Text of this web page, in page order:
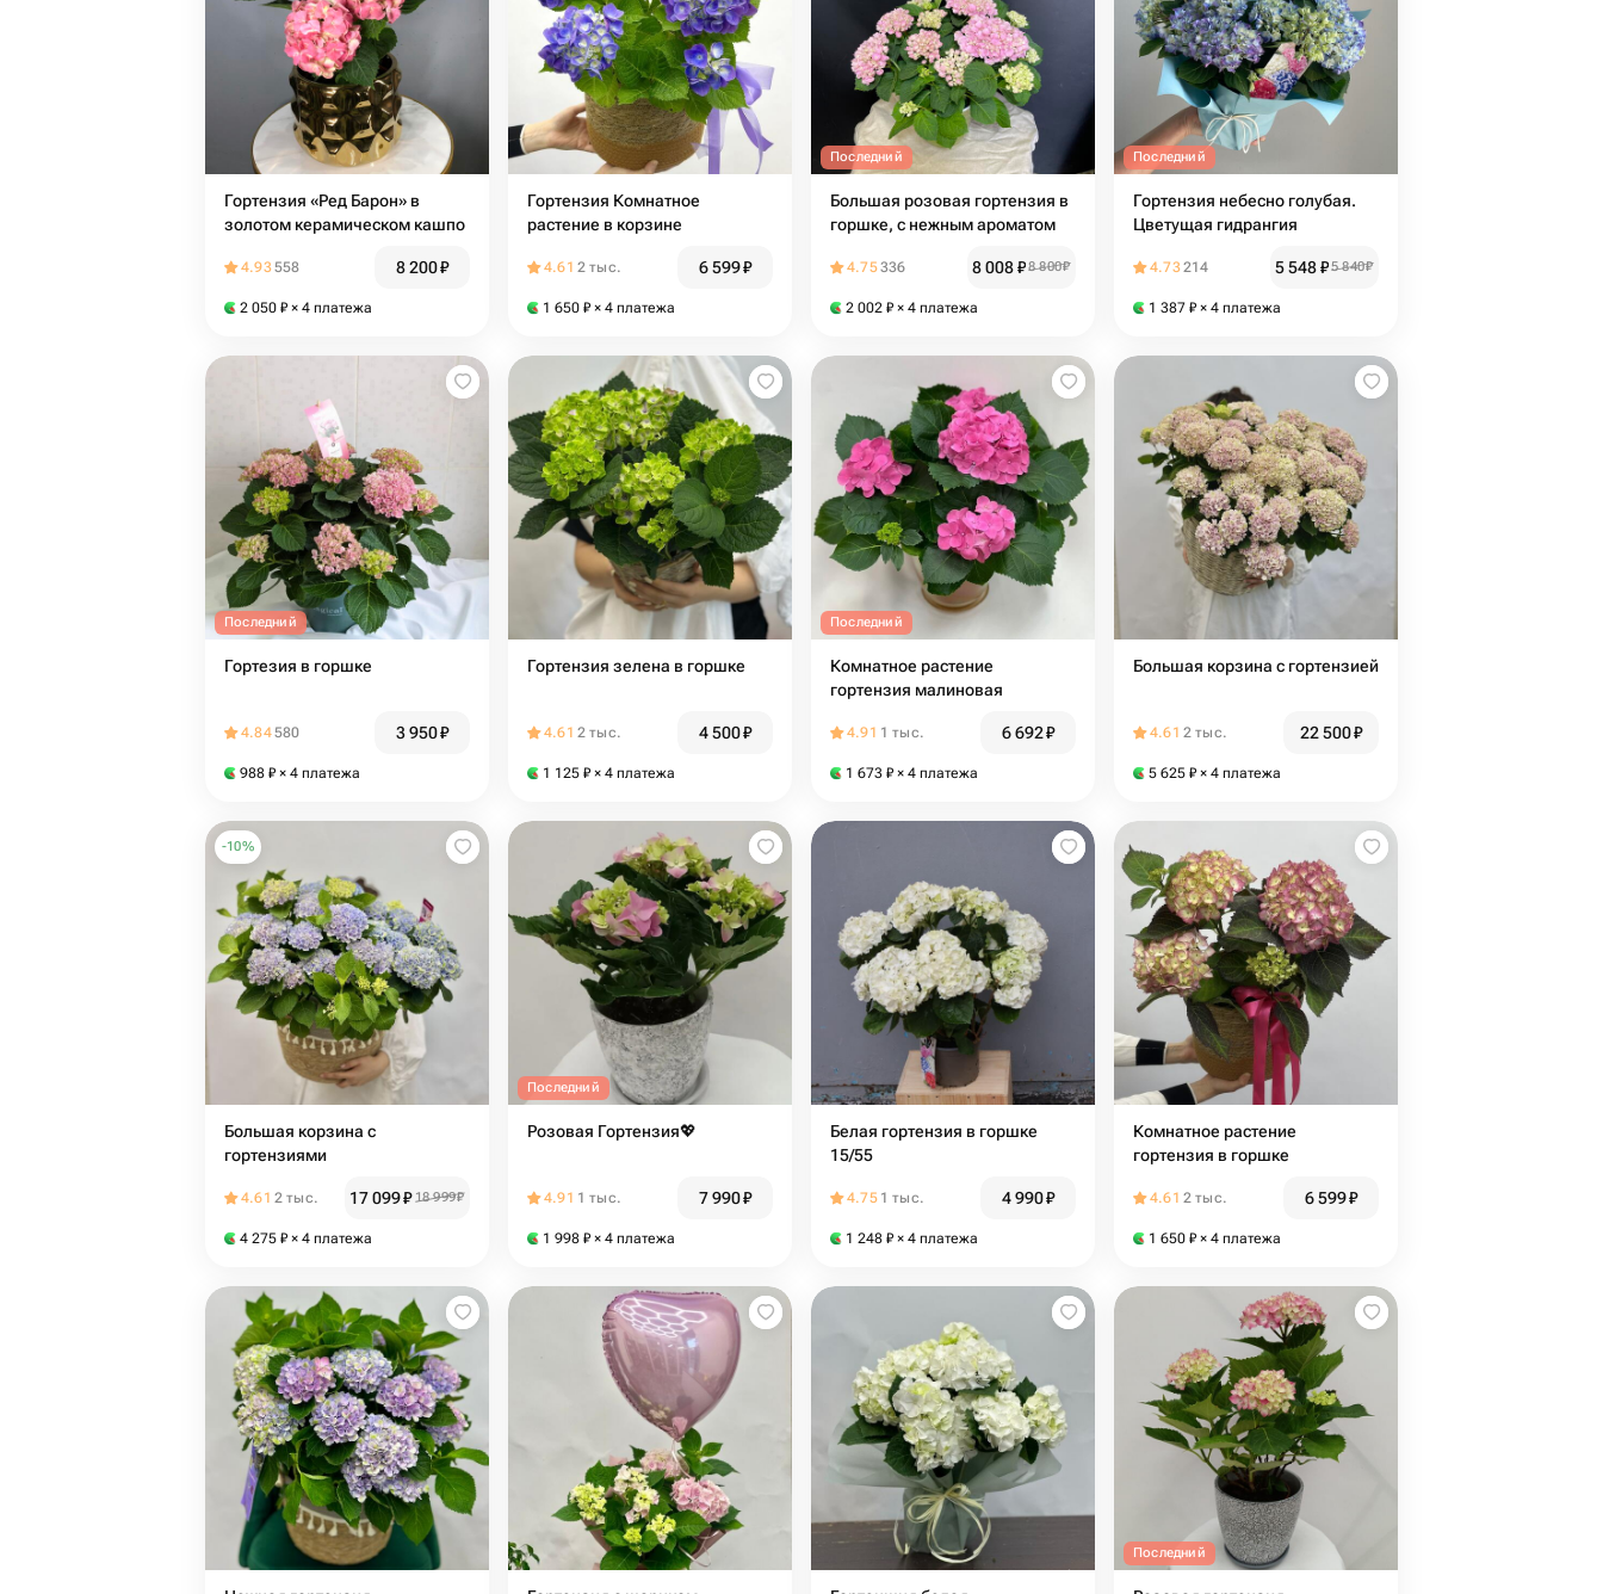
Гортензия «Ред Барон» в
золотом керамическом кашпо
4.93558 8 200₽
2 050 ₽ × 4 платежа
Гортензия Комнатное
растение в корзине
4.61 2 тыс. 6 599₽
1 650 ₽ × 4 платежа
Последний
Большая розовая гортензия в
горшке, с нежным ароматом
4.75336 8 008₽8 800₽
2 002 ₽ × 4 платежа
Последний
Гортензия небесно голубая.
Цветущая гидрангия
4.73214 5 548₽5 840₽
1 387 ₽ × 4 платежа
Последний
Гортезия в горшке
4.84580 3 950₽
988 ₽ × 4 платежа
Гортензия зелена в горшке
4.61 2 тыс. 4 500₽
1 125 ₽ × 4 платежа
Последний
Комнатное растение
гортензия малиновая
4.91 1 тыс. 6 692₽
1 673 ₽ × 4 платежа
Большая корзина с гортензией
4.61 2 тыс. 22 500₽
5 625 ₽ × 4 платежа
-10%
Большая корзина с
гортензиями
4.61 2 тыс. 17 099₽ 18 999₽
4 275 ₽ × 4 платежа
Последний
Розовая Гортензия💖
4.91 1 тыс. 7 990₽
1 998 ₽ × 4 платежа
Белая гортензия в горшке
15/55
4.75 1 тыс. 4 990₽
1 248 ₽ × 4 платежа
Комнатное растение
гортензия в горшке
4.61 2 тыс. 6 599₽
1 650 ₽ × 4 платежа
Последний